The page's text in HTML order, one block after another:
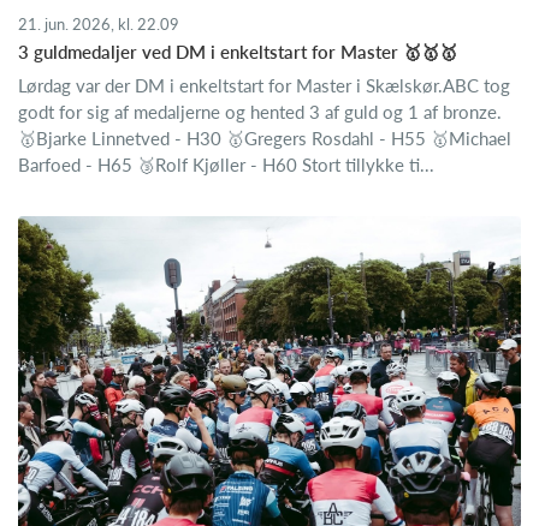
21. jun. 2026, kl. 22.09
3 guldmedaljer ved DM i enkeltstart for Master 🥇🥇🥇
Lørdag var der DM i enkeltstart for Master i Skælskør.ABC tog
godt for sig af medaljerne og hented 3 af guld og 1 af bronze.
🥇Bjarke Linnetved - H30 🥇Gregers Rosdahl - H55 🥇Michael
Barfoed - H65 🥉Rolf Kjøller - H60 Stort tillykke ti...